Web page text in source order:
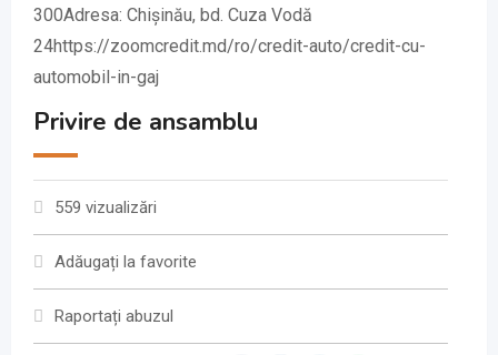
300Adresa: Chișinău, bd. Cuza Vodă
24https://zoomcredit.md/ro/credit-auto/credit-cu-
automobil-in-gaj
Privire de ansamblu
559 vizualizări
Adăugați la favorite
Raportați abuzul